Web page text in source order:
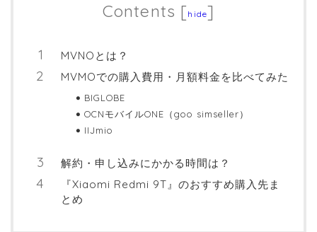
Contents [ hide]
MVNOとは？
MVMOでの購入費用・月額料金を比べてみた
BIGLOBE
OCNモバイルONE（goo simseller）
IIJmio
解約・申し込みにかかる時間は？
『Xiaomi Redmi 9T』のおすすめ購入先ま
とめ